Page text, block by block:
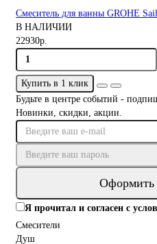
Смеситель для ванны GROHE
В НАЛИЧИИ
22930р.
Купить в 1 клик
Будьте в центре событий -
Новинки, скидки, акции.
Оформить
Я прочитал и согласен с
Смесители
Душ